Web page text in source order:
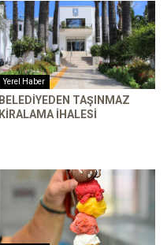
Yerel Haber
BELEDIYEDEN TAŞINMAZ
KIRALAMA İHALESI